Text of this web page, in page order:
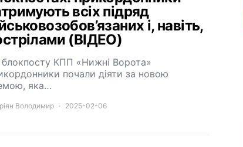
всіх підряд
і, навіть,
(ВІДЕО)
КПП «Нижні Ворота»
почали діяти за новою
яка…
Володимир 2025-02-06